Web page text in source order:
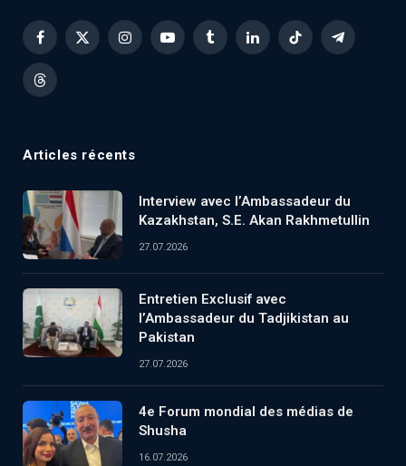
Facebook
X
InstagramYouTubeTumblrLinkedInTikTok Telegram
Threads
Articles récents
Interview avec l’Ambassadeur du
Kazakhstan, S.E. Akan Rakhmetullin
27.07.2026
Entretien Exclusif avec
l’Ambassadeur du Tadjikistan au
Pakistan
27.07.2026
4e Forum mondial des médias de
Shusha
16.07.2026